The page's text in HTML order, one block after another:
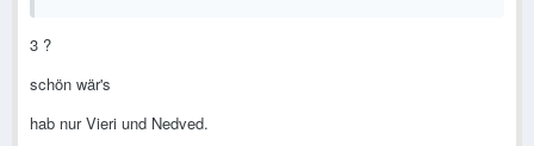
3 ?
schön wär's
hab nur Vieri und Nedved.